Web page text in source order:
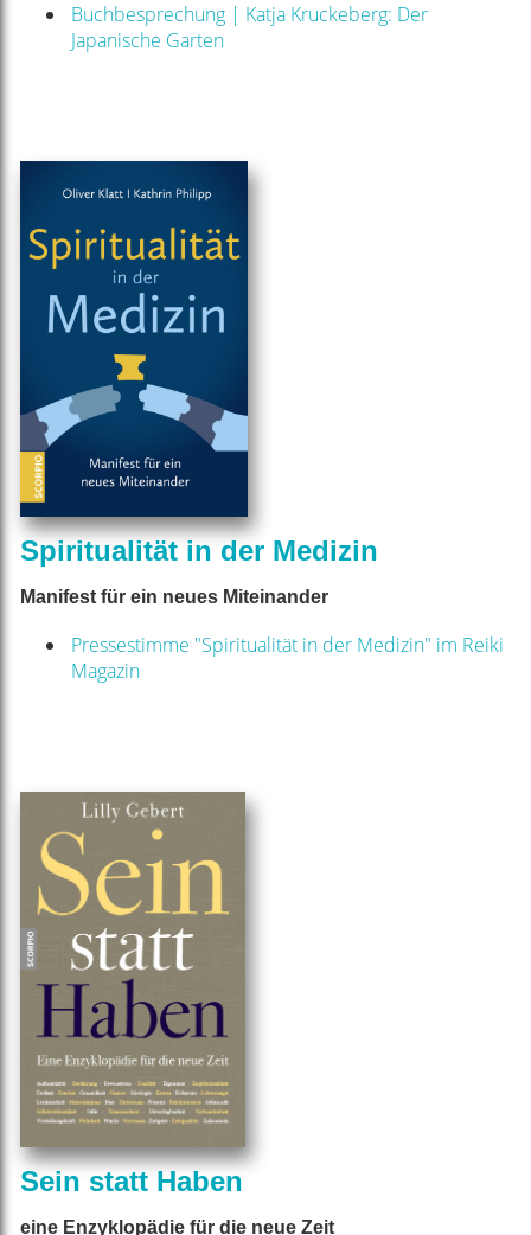
Buchbesprechung | Katja Kruckeberg: Der
Japanische Garten
Spiritualität in der Medizin
Manifest für ein neues Miteinander
Pressestimme "Spiritualität in der Medizin" im Reiki
Magazin
Sein statt Haben
eine Enzyklopädie für die neue Zeit